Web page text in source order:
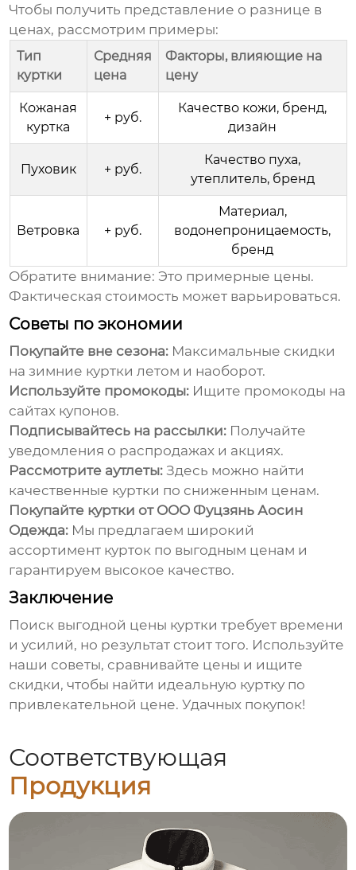
Чтобы получить представление о разнице в
ценах, рассмотрим примеры:
Тип
куртки
Средняя
цена
Факторы, влияющие на
цену
Кожаная
куртка
+ руб.
Качество кожи, бренд,
дизайн
Пуховик + руб.
Качество пуха,
утеплитель, бренд
Ветровка + руб.
Материал,
водонепроницаемость,
бренд
Обратите внимание: Это примерные цены.
Фактическая стоимость может варьироваться.
Советы по экономии
Покупайте вне сезона: Максимальные скидки
на зимние куртки летом и наоборот.
Используйте промокоды: Ищите промокоды на
сайтах купонов.
Подписывайтесь на рассылки: Получайте
уведомления о распродажах и акциях.
Рассмотрите аутлеты: Здесь можно найти
качественные куртки по сниженным ценам.
Покупайте куртки от ООО Фуцзянь Аосин
Одежда: Мы предлагаем широкий
ассортимент курток по выгодным ценам и
гарантируем высокое качество.
Заключение
Поиск выгодной цены куртки требует времени
и усилий, но результат стоит того. Используйте
наши советы, сравнивайте цены и ищите
скидки, чтобы найти идеальную куртку по
привлекательной цене. Удачных покупок!
Соответствующая
Продукция